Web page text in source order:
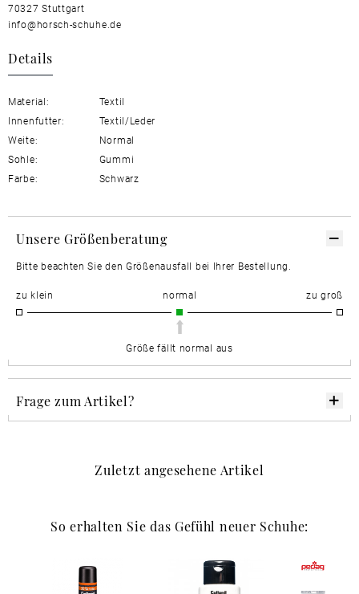
70327 Stuttgart
info@horsch-schuhe.de
Details
Material:
Textil
Innenfutter:
Textil/Leder
Weite:
Normal
Sohle:
Gummi
Farbe:
Schwarz
Unsere Größenberatung
Bitte beachten Sie den Größenausfall bei Ihrer Bestellung.
zu klein normal zu groß
Größe fällt normal aus
Frage zum Artikel?
Zuletzt angesehene Artikel
So erhalten Sie das Gefühl neuer Schuhe: